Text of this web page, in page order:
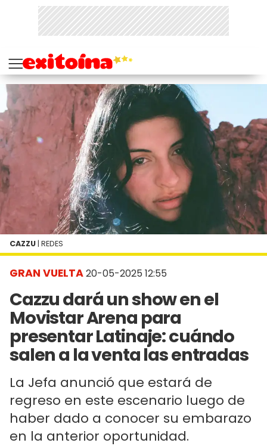
GRAN VUELTA20-05-2025 12:55
Cazzu dará un show en el
Movistar Arena para
presentar Latinaje: cuándo
salen a la venta las entradas
La Jefa anunció que estará de
regreso en este escenario luego de
haber dado a conocer su embarazo
en la anterior oportunidad.
CAZZU | REDES